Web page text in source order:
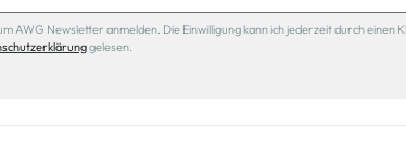
AWG Newsletter anmelden. Die Einwilligung kann ich jederzeit durch einen
gelesen.